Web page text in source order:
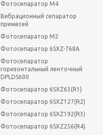
Фотосепаратор M4
Вибрационный сепаратор
примесей
Фотосепаратор M2
Фотосепаратор 6SXZ-768A
Фотосепаратор
горизонтальный ленточный
DPLDS600
Фотосепаратор 6SXZ63(R1)
Фотосепаратор 6SXZ127(R2)
Фотосепаратор 6SXZ192(R3)
Фотосепаратор 6SXZ256(R4)